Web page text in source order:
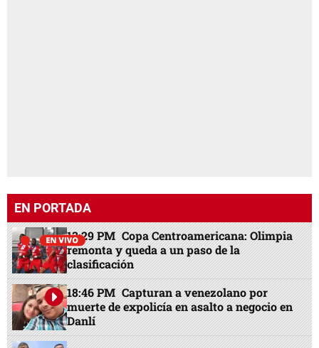
EN PORTADA
13:29 PM Copa Centroamericana: Olimpia
remonta y queda a un paso de la
clasificación
18:46 PM Capturan a venezolano por
muerte de expolicía en asalto a negocio en
Danlí